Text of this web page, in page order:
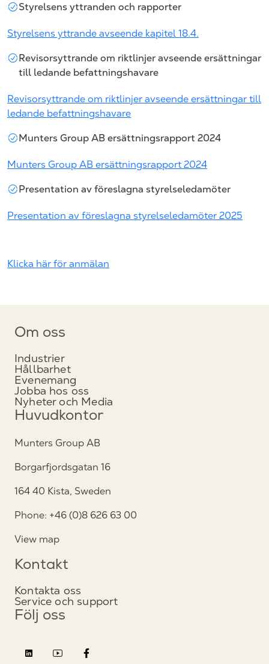
Styrelsens yttranden och rapporter
Styrelsens yttrande avseende kapitel 18.4.
Revisorsyttrande om riktlinjer avseende ersättningar
till ledande befattningshavare
Revisorsyttrande om riktlinjer avseende ersättningar till
ledande befattningshavare
Munters Group AB ersättningsrapport 2024
Munters Group AB ersättningsrapport 2024
Presentation av föreslagna styrelseledamöter
Presentation av föreslagna styrelseledamöter 2025
Klicka här för anmälan
Om oss
Industrier
Hållbarhet
Evenemang
Jobba hos oss
Nyheter och Media
Huvudkontor
Munters Group AB
Borgarfjordsgatan 16
164 40 Kista, Sweden
Phone: +46 (0)8 626 63 00
View map
Kontakt
Kontakta oss
Service och support
Följ oss